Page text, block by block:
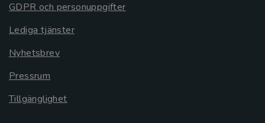
GDPR och personuppgifter
Lediga tjänster
Nyhetsbrev
Pressrum
Tillgänglighet